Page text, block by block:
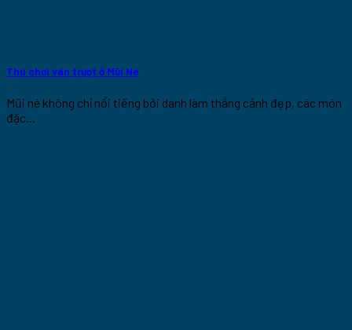
Thú chơi ván trượt ở Mũi Né
Mũi né không chỉ nổi tiếng bởi danh làm thắng cảnh đẹp, các món
đặc...